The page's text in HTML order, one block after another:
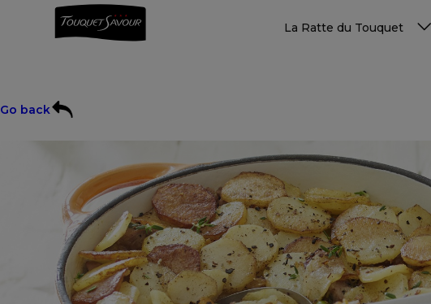
La Ratte du Touquet
Go back